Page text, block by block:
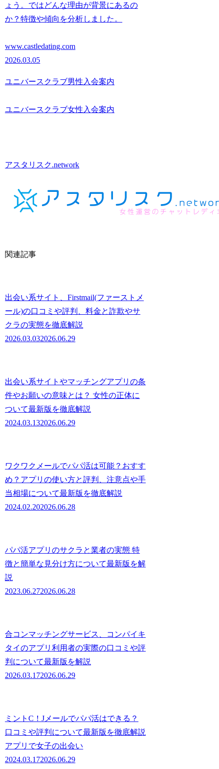
ょう。ではどんな理由が背景にあるの
か？特徴や傾向を分析しました。
www.castledating.com
2026.03.05
ユニバースクラブ男性入会案内
ユニバースクラブ女性入会案内
アスタリスク.network
関連記事
出会い系サイト、Firstmail(ファーストメ
ール)の口コミや評判、料金と詐欺やサ
クラの実態を徹底解説
2026.03.032026.06.29
出会い系サイトやマッチングアプリの条
件やお願いの意味とは？ 女性の正体に
ついて最新版を徹底解説
2024.03.132026.06.29
ワクワクメールでパパ活は可能？おすす
め？アプリの使い方と評判、注意点や手
当相場について最新版を徹底解説
2024.02.202026.06.28
パパ活アプリのサクラと業者の実態 特
徴と簡単な見分け方について最新版を解
説
2023.06.272026.06.28
合コンマッチングサービス、コンパイキ
タイのアプリ利用者の実際の口コミや評
判について最新版を解説
2026.03.172026.06.29
ミントC！Jメールでパパ活はできる？
口コミや評判について最新版を徹底解説
アプリで女子の出会い
2024.03.172026.06.29